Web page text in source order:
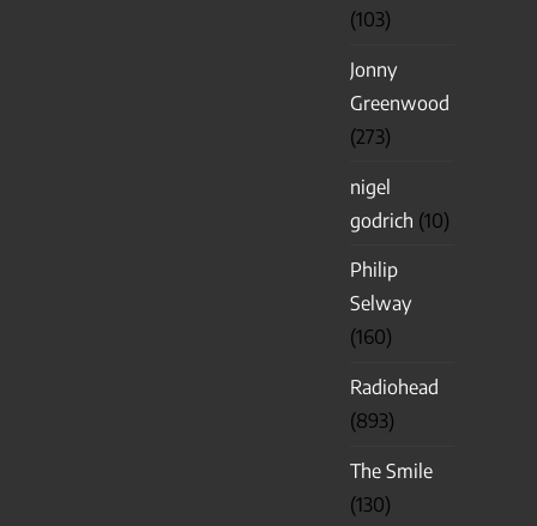
(103)
Jonny
Greenwood
(273)
nigel
godrich (10)
Philip
Selway
(160)
Radiohead
(893)
The Smile
(130)